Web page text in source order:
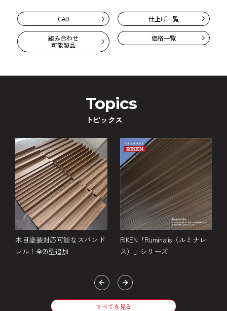
CAD 仕上げ一覧
組み合わせ
可能製品
価格一覧
Topics
トピックス
木目塗装対応可能なスパンド
レル！全29型追加
RIKEN「Ruminalis（ルミナレ
ス）」シリーズ
すべてを見る